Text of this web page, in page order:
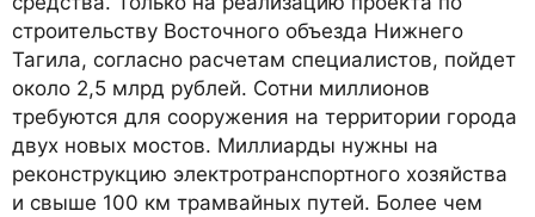
строительству Восточного объезда Нижнего
Тагила, согласно расчетам специалистов, пойдет
около 2,5 млрд рублей. Сотни миллионов
требуются для сооружения на территории города
двух новых мостов. Миллиарды нужны на
реконструкцию электротранспортного хозяйства
и свыше 100 км трамвайных путей. Более чем